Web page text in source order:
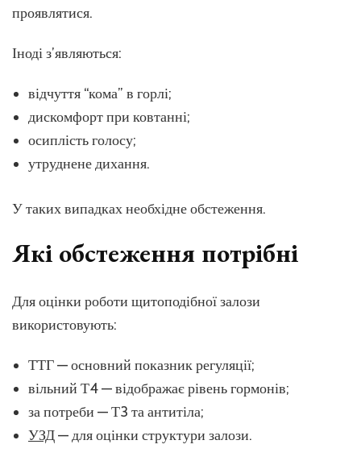
проявлятися.
Іноді з’являються:
відчуття “кома” в горлі;
дискомфорт при ковтанні;
осиплість голосу;
утруднене дихання.
У таких випадках необхідне обстеження.
Які обстеження потрібні
Для оцінки роботи щитоподібної залози
використовують:
ТТГ — основний показник регуляції;
вільний Т4 — відображає рівень гормонів;
за потреби — Т3 та антитіла;
УЗД— для оцінки структури залози.